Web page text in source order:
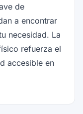
de
a encontrar
necesidad. La
refuerza el
accesible en